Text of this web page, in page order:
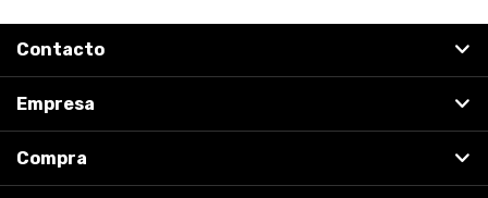
Contacto
Empresa
Compra